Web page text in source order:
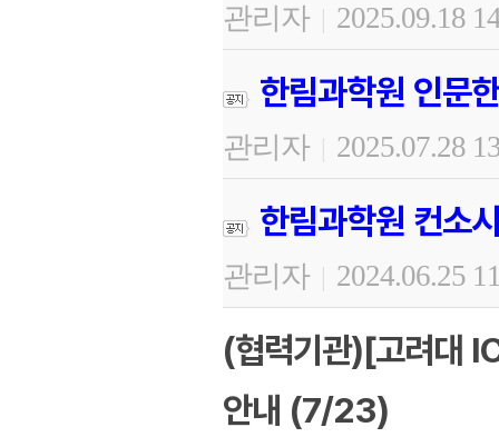
관리자 | 2025.09.18
한림과학원 인문
관리자 | 2025.07.28
한림과학원 컨소
관리자 | 2024.06.25
(협력기관)[고려대
안내 (7/23)